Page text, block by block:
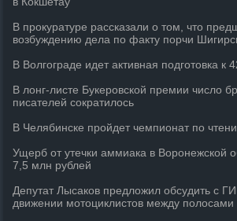
В прокуратуре рассказали о том, что
возбуждению дела по факту порчи
В Волгограде идет активная подготовка к
В лонг-листе Букеровской премии число
писателей сократилось
В Челябинске пройдет чемпионат по
Ущерб от утечки аммиака в Воронежской
7,5 млн рублей
Депутат Лысаков предложил обсудить с
движении мотоциклистов между полосами